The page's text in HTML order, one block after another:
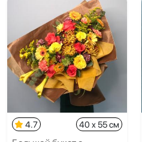
4.7 40 x 55 см